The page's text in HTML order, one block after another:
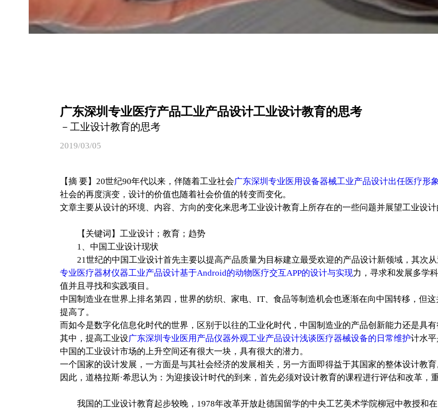
广东深圳专业医疗产品工业产品设计工业设计教育的思考
－工业设计教育的思考
2019/03/05
【摘 要】20世纪90年代以来，伴随着工业社会广东深圳专业医用设备器械工业产品设计出任医疗形
社会的再度演变，设计的价值也随着社会价值的转变而变化。
文章主要从设计的环境、内容、方向的变化来思考工业设计教育上所存在的一些问题并展望工业设计
【关键词】工业设计；教育；趋势
1、中国工业设计现状
21世纪的中国工业设计首先主要以提高产品质量为目标建立最受欢迎的产品设计新领域，其次
专业医疗器材仪器工业产品设计基于Android的动物医疗交互APP的设计与实现力，寻求和发展多学
值并且寻找和实践项目。
中国制造业在世界上排名第四，世界的纺织、家电、IT、食品等制造机会也逐渐在向中国转移，但
提高了。
而如今是数字化信息化时代的世界，区别于以往的工业化时代，中国制造业的产品创新能力还是具有
其中，提高工业设广东深圳专业医用产品仪器外观工业产品设计浅谈医疗器械设备的日常维护计水平
中国的工业设计市场的上升空间还有很大一块，具有很大的潜力。
一个国家的设计发展，一方面是与其社会经济的发展相关，另一方面即得益于其国家的整体设计教育
因此，道格拉斯·希思认为：为迎接设计时代的到来，首先必须对设计教育的课程进行评估和改革，
我国的工业设计教育起步较晚，1978年改革开放赴德国留学的中央工艺美术学院柳冠中教授和